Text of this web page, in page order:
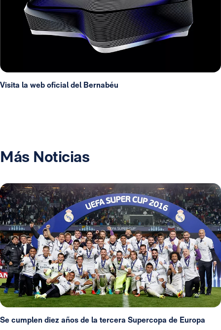
Visita la web oficial del Bernabéu
Más Noticias
Se cumplen diez años de la tercera Supercopa de Europa